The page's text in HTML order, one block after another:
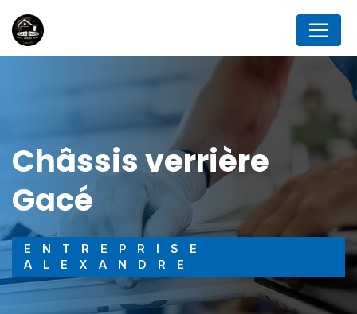
châssis verrière
Gacé
ENTREPRISE
ALEXANDRE